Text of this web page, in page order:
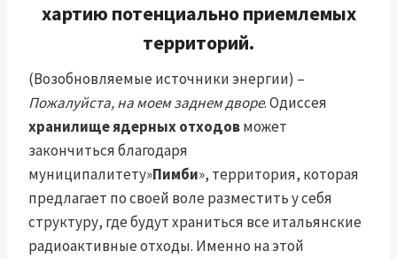
хартию потенциально приемлемых
территорий.
(Возобновляемые источники энергии) –
Пожалуйста, на моем заднем дворе. Одиссея
хранилище ядерных отходовможет
закончиться благодаря
муниципалитету»Пимби», территория, которая
предлагает по своей воле разместить у себя
структуру, где будут храниться все итальянские
радиоактивные отходы. Именно на этой